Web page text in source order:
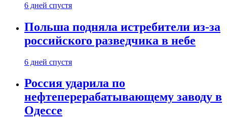
6 дней спустя
Польша подняла истребители из-за
российского разведчика в небе
6 дней спустя
Россия ударила по
нефтеперерабатывающему заводу в
Одессе